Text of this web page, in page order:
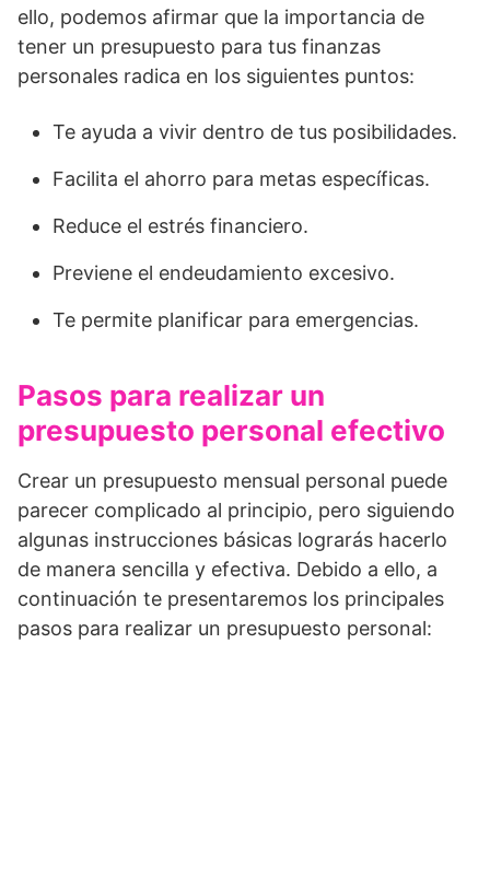
ello, podemos afirmar que la importancia de
tener un presupuesto para tus finanzas
personales radica en los siguientes puntos:
Te ayuda a vivir dentro de tus posibilidades.
Facilita el ahorro para metas específicas.
Reduce el estrés financiero.
Previene el endeudamiento excesivo.
Te permite planificar para emergencias.
Pasos para realizar un
presupuesto personal efectivo
Crear un presupuesto mensual personal puede
parecer complicado al principio, pero siguiendo
algunas instrucciones básicas lograrás hacerlo
de manera sencilla y efectiva. Debido a ello, a
continuación te presentaremos los principales
pasos para realizar un presupuesto personal: